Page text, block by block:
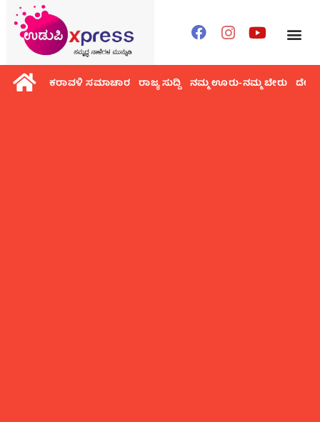
ಕರಾವಳಿ ಸಮಾಚಾರ ರಾಜ್ಯ ಸುದ್ದಿ ನಮ್ಮ ಊರು-ನಮ್ಮ ಬೇರು ದೇಶ